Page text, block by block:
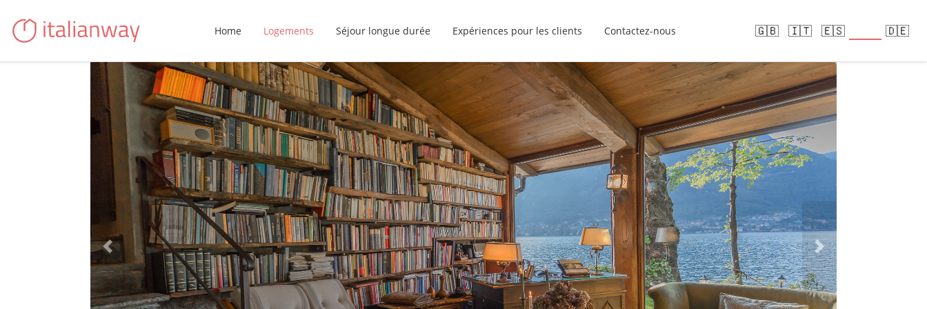
Home Logements Séjour longue durée Expériences pour les clients Contactez-nous 🇬🇧 🇮🇹 🇪🇸 🇩🇪